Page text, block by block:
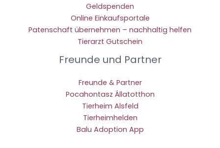
Geldspenden
Online Einkaufsportale
Patenschaft übernehmen – nachhaltig helfen
Tierarzt Gutschein
Freunde und Partner
Freunde & Partner
Pocahontasz Állatotthon
Tierheim Alsfeld
Tierheimhelden
Balu Adoption App